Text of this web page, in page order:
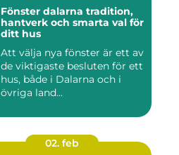
Fönster dalarna tradition,
hantverk och smarta val för
ditt hus
Att välja nya fönster är ett av
de viktigaste besluten för ett
hus, både i Dalarna och i
övriga land...
02. feb